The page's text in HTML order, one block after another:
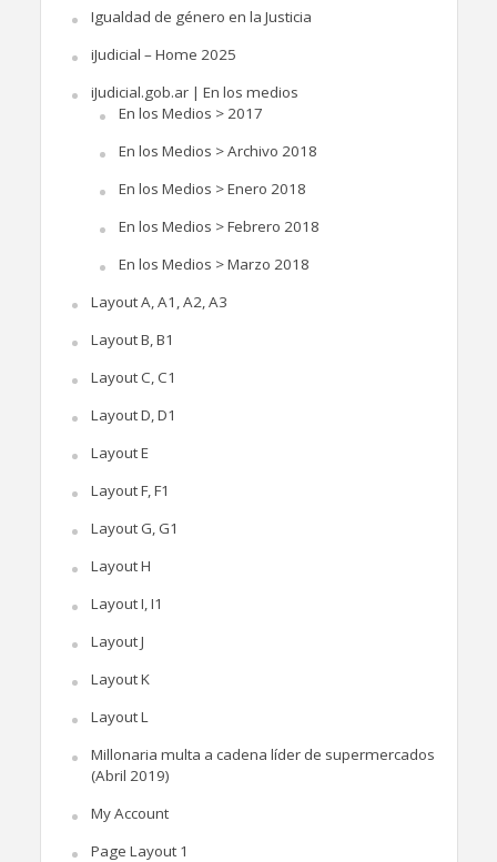
Igualdad de género en la Justicia
iJudicial – Home 2025
iJudicial.gob.ar | En los medios
En los Medios > 2017
En los Medios > Archivo 2018
En los Medios > Enero 2018
En los Medios > Febrero 2018
En los Medios > Marzo 2018
Layout A, A1, A2, A3
Layout B, B1
Layout C, C1
Layout D, D1
Layout E
Layout F, F1
Layout G, G1
Layout H
Layout I, I1
Layout J
Layout K
Layout L
Millonaria multa a cadena líder de supermercados
(Abril 2019)
My Account
Page Layout 1